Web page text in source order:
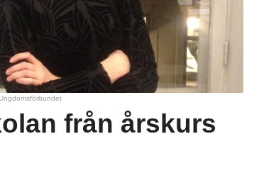
från årskurs